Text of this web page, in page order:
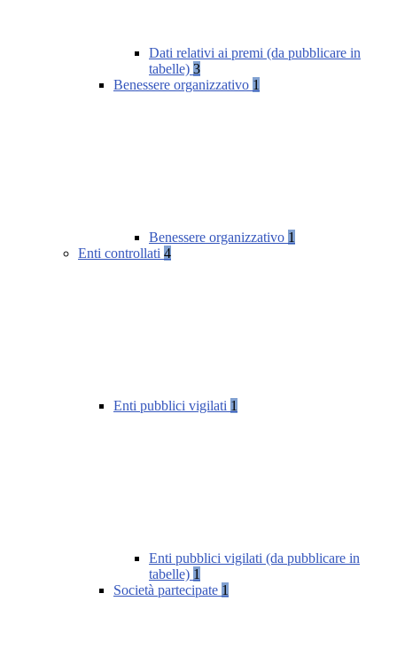
Dati relativi ai premi (da pubblicare in
tabelle) 3
Benessere organizzativo 1
Benessere organizzativo 1
Enti controllati 4
Enti pubblici vigilati 1
Enti pubblici vigilati (da pubblicare in
tabelle) 1
Società partecipate 1